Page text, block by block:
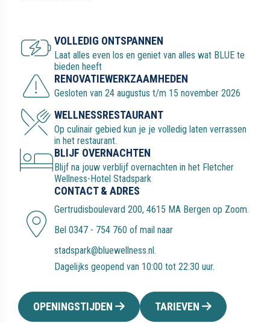
bieden heeft
RENOVATIEWERKZAAMHEDEN
Gesloten van 24 augustus t/m 15 november 2026
WELLNESSRESTAURANT
in het restaurant.
BLIJF OVERNACHTEN
Blijf na jouw verblijf overnachten in het Fletcher
Wellness-Hotel Stadspark
CONTACT & ADRES
Gertrudisboulevard 200, 4615 MA Bergen op Zoom
Bel0347 - 754 760 of mail naar
stadspark@bluewellness.nl.